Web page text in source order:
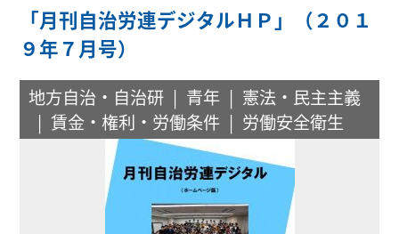
「月刊自治労連デジタルＨＰ」（２０１
９年７月号）
地方自治・自治研 青年
憲法・民主主義
賃金・権利・労働条件
労働安全衛生